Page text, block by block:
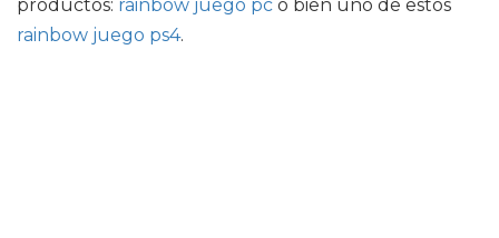
productos: rainbow juego pc o bien uno de estos
rainbow juego ps4.